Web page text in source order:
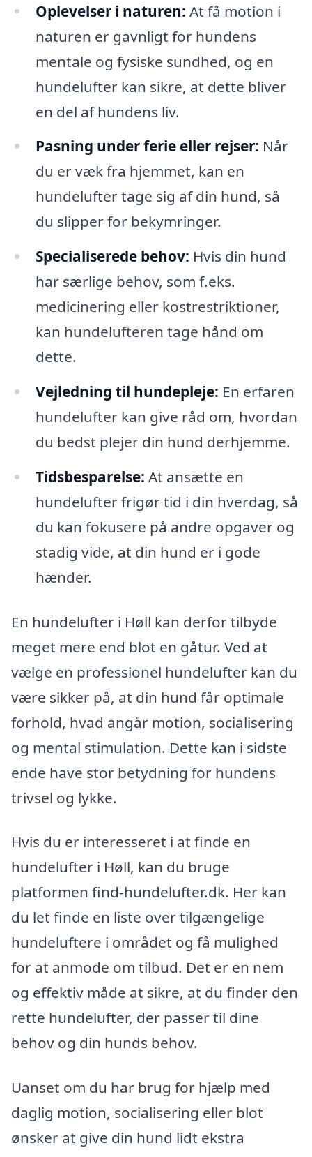
Oplevelser i naturen: At få motion i
naturen er gavnligt for hundens
mentale og fysiske sundhed, og en
hundelufter kan sikre, at dette bliver
en del af hundens liv.
Pasning under ferie eller rejser: Når
du er væk fra hjemmet, kan en
hundelufter tage sig af din hund, så
du slipper for bekymringer.
Specialiserede behov: Hvis din hund
har særlige behov, som f.eks.
medicinering eller kostrestriktioner,
kan hundelufteren tage hånd om
dette.
Vejledning til hundepleje: En erfaren
hundelufter kan give råd om, hvordan
du bedst plejer din hund derhjemme.
Tidsbesparelse: At ansætte en
hundelufter frigør tid i din hverdag, så
du kan fokusere på andre opgaver og
stadig vide, at din hund er i gode
hænder.
En hundelufter i Høll kan derfor tilbyde
meget mere end blot en gåtur. Ved at
vælge en professionel hundelufter kan du
være sikker på, at din hund får optimale
forhold, hvad angår motion, socialisering
og mental stimulation. Dette kan i sidste
ende have stor betydning for hundens
trivsel og lykke.
Hvis du er interesseret i at finde en
hundelufter i Høll, kan du bruge
platformen find-hundelufter.dk. Her kan
du let finde en liste over tilgængelige
hundeluftere i området og få mulighed
for at anmode om tilbud. Det er en nem
og effektiv måde at sikre, at du finder den
rette hundelufter, der passer til dine
behov og din hunds behov.
Uanset om du har brug for hjælp med
daglig motion, socialisering eller blot
ønsker at give din hund lidt ekstra